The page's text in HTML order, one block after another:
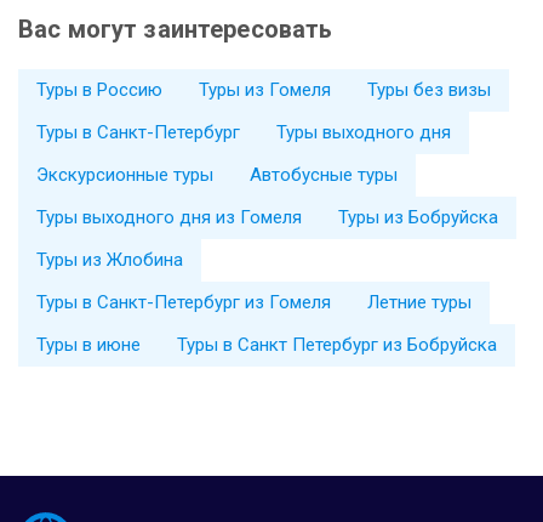
Вас могут заинтересовать
Туры в Россию Туры из Гомеля
Туры без визы
Туры в Санкт-Петербург
Туры выходного дня
Экскурсионные туры
Автобусные туры
Туры выходного дня из Гомеля
Туры из Бобруйска
Туры из Жлобина
Туры в Санкт-Петербург из Гомеля
Летние туры
Туры в июне
Туры в Санкт Петербург из Бобруйска